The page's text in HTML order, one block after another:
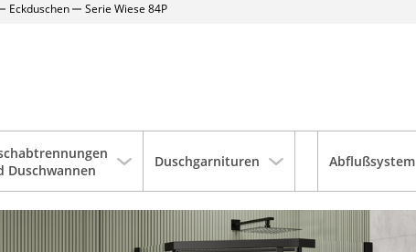
Eckduschen Serie Wiese 84P
Duschwannen
Duschgarnituren Abflußsystem